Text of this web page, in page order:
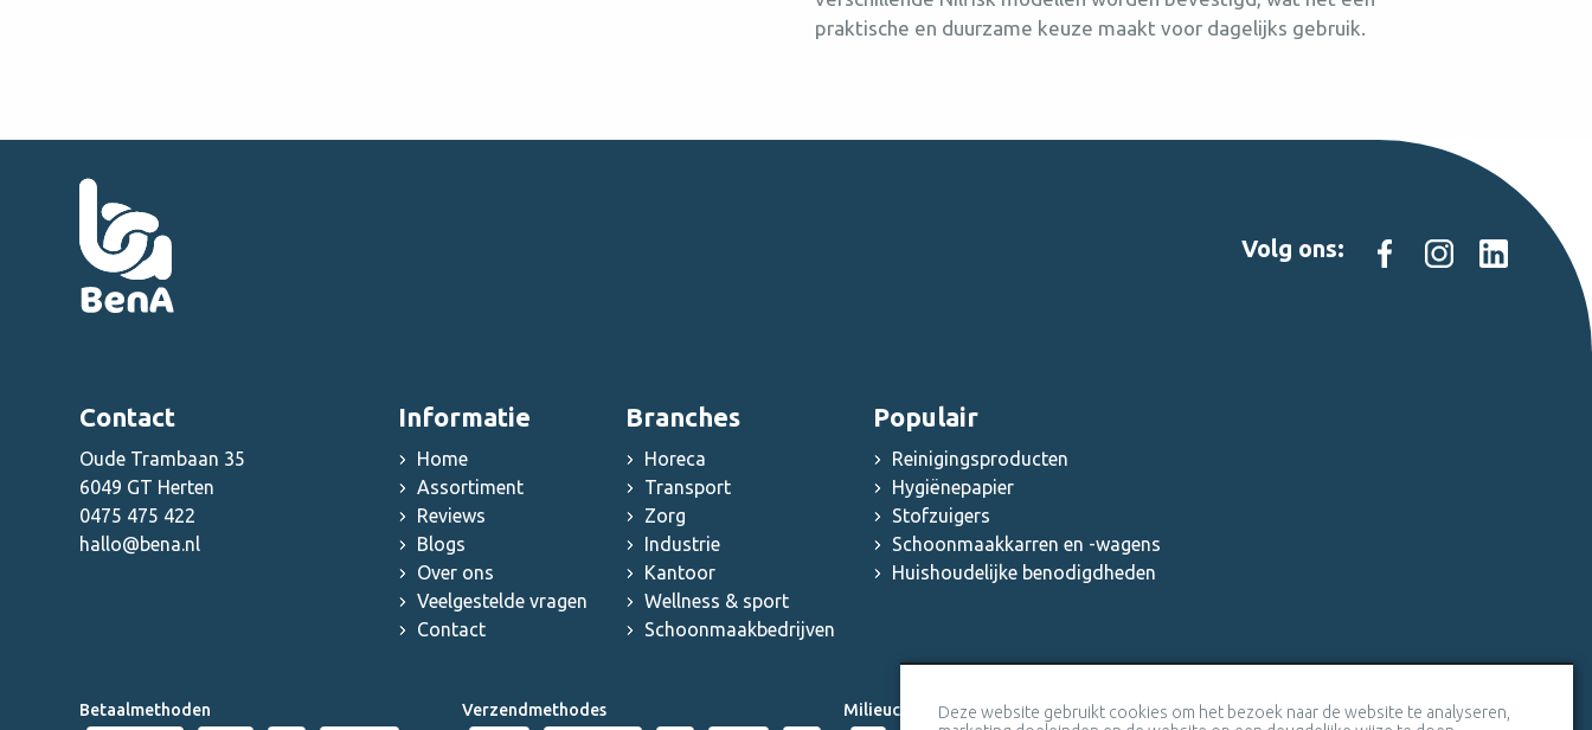
praktische en duurzame keuze maakt voor dagelijks gebruik.
Volg ons:
Contact
Oude Trambaan 35
6049 GT Herten
0475 475 422
hallo@bena.nl
Informatie
Home
Assortiment
Reviews
Blogs
Over ons
Veelgestelde vragen
Contact
Branches
Horeca
Transport
Zorg
Industrie
Kantoor
Wellness & sport
Schoonmaakbedrijven
Populair
Reinigingsproducten
Hygiënepapier
Stofzuigers
Schoonmaakkarren en -wagens
Huishoudelijke benodigdheden
Betaalmethoden Verzendmethodes Milieucertificaten Veiligheidscertificaat SSL
Deze website gebruikt cookies om het bezoek naar de website te analyseren,